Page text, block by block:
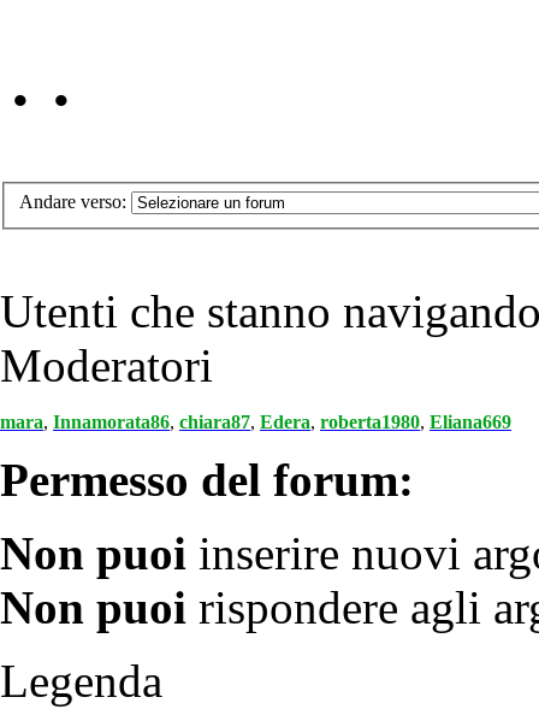
• •
Andare verso:
Utenti che stanno
Moderatori
mara, Innamorata86, chiara87, Edera, roberta1980, Eliana669
Permesso del forum:
Non puoi inserire nuovi
Non puoi rispondere agli
Legenda